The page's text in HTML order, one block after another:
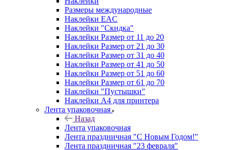
Размеры международные
Наклейки EAC
Наклейки "Скидка"
Наклейки Размер от 11 до 20
Наклейки Размер от 21 до 30
Наклейки Размер от 31 до 40
Наклейки Размер от 41 до 50
Наклейки Размер от 51 до 60
Наклейки Размер от 61 до 70
Наклейки "Пустышки"
Наклейки А4 для принтера
Лента упаковочная
Назад
Лента упаковочная
Лента праздничная "С Новым Годом!"
Лента праздничная "23 февраля"